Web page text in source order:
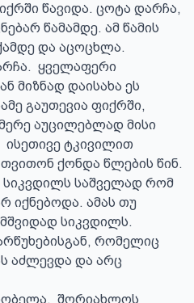
წავიდა. ცოტა დარჩა,
წამამდე. ამ წამის
და აცოცხლა.
ყველაფერი
მიზნად დაისახა ეს
გაუთევია ფიქრში,
აუცილებლად მისი
ისეთივე ტკივილით
ქონდა წლების წინ.
სიკვდილს საშველად რომ
იქნებოდა. ამას თუ
სიკვდილს.
რომელიც
აძლევდა და არც